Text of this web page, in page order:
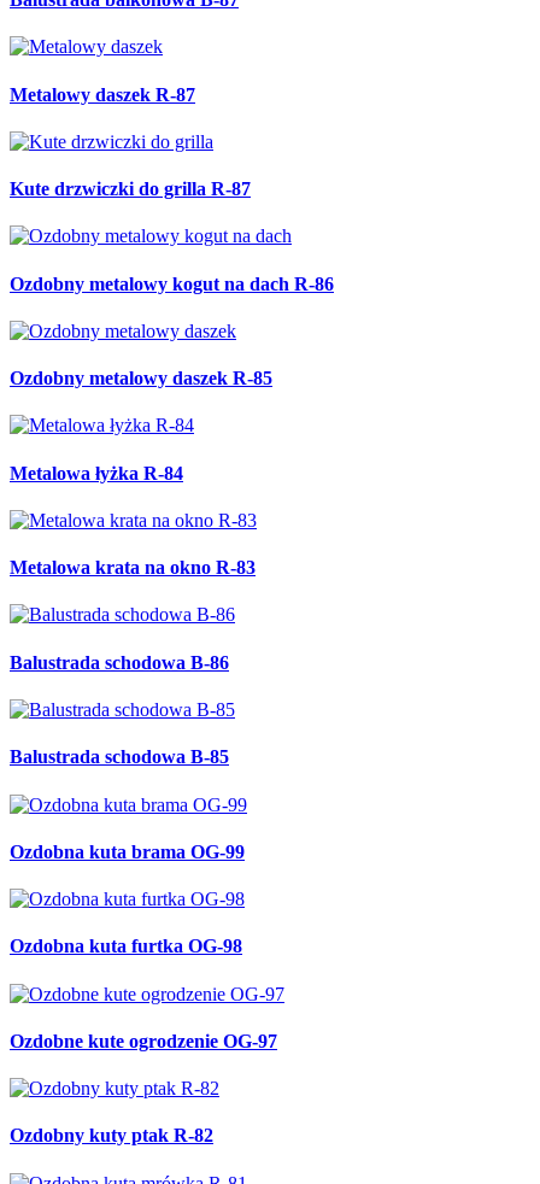
Metalowy daszek R-87
Kute drzwiczki do grilla R-87
Ozdobny metalowy kogut na dach R-86
Ozdobny metalowy daszek R-85
Metalowa łyżka R-84
Metalowa krata na okno R-83
Balustrada schodowa B-86
Balustrada schodowa B-85
Ozdobna kuta brama OG-99
Ozdobna kuta furtka OG-98
Ozdobne kute ogrodzenie OG-97
Ozdobny kuty ptak R-82